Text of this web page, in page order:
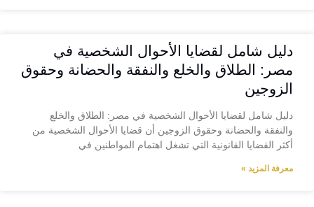
دليل شامل لقضايا الأحوال الشخصية في
مصر: الطلاق والخلع والنفقة والحضانة وحقوق
الزوجين
دليل شامل لقضايا الأحوال الشخصية في مصر: الطلاق والخلع
والنفقة والحضانة وحقوق الزوجين أن قضايا الأحوال الشخصية من
أكثر القضايا القانونية التي تشغل اهتمام المواطنين في
معرفة المزيد »